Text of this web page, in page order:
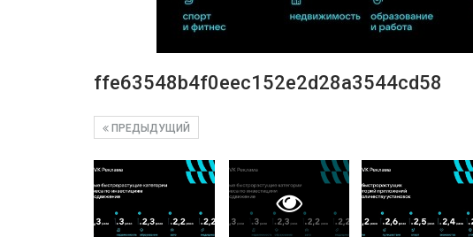
ffe63548b4f0eec152e2d28a3544cd58
ПРЕДЫДУЩИЙ